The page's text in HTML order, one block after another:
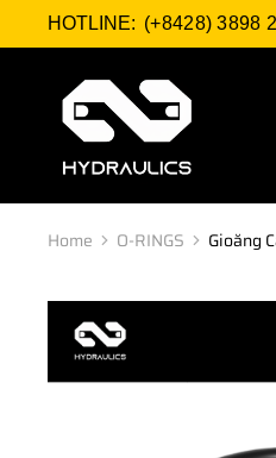
HOTLINE: (+8428) 3898
You are here:
Home O-RINGS Gioăng